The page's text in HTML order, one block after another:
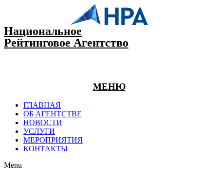
Национальное
Рейтинговое Агентство
МЕНЮ
ГЛАВНАЯ
ОБ АГЕНТСТВЕ
НОВОСТИ
УСЛУГИ
МЕРОПРИЯТИЯ
КОНТАКТЫ
Menu